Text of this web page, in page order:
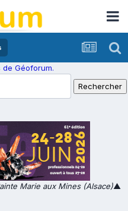
Géoforum.
Marie aux Mines (Alsace)▲